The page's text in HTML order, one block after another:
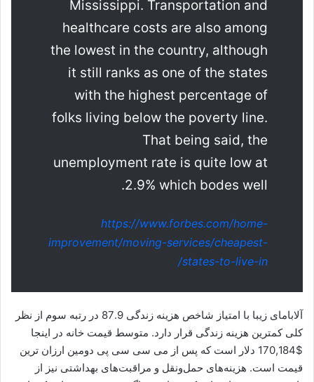
Mississippi. Transportation and
healthcare costs are also among
the lowest in the country, although
it still ranks as one of the states
with the highest percentage of
folks living below the poverty line.
That being said, the
unemployment rate is quite low at
2.9% which bodes well.
https://www.forbes.com/home-
improvement/moving-services/cheapest-
states-to-live-in/
آلابامای زیبا با امتیاز شاخص هزینه زندگی 87.9 در رتبه سوم از نظر
کلی کمترین هزینه زندگی قرار دارد. متوسط ​​قیمت خانه در اینجا
$170,184 دلار است که پس از می سی سی پی دومین ارزان ترین
قیمت است. هزینه‌های حمل‌ونقل و مراقبت‌های بهداشتی نیز از